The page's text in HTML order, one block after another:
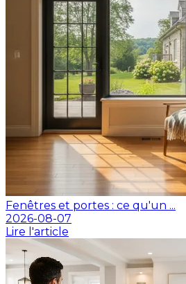
Fenêtres et portes : ce qu'un ...
2026-08-07
Lire l'article